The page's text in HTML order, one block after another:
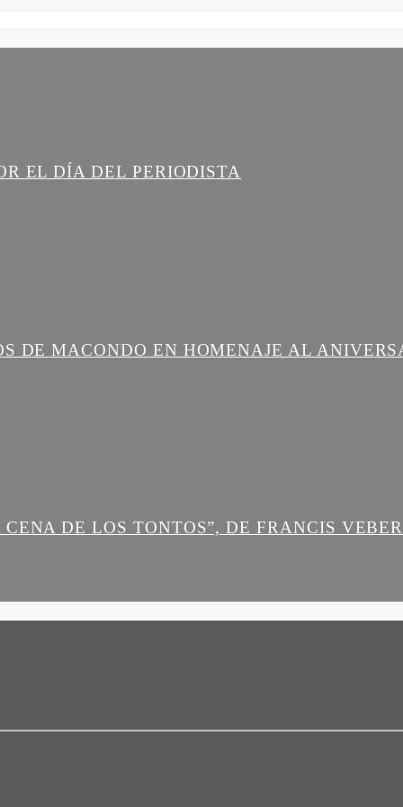
EL DÍA DEL PERIODISTA
DE MACONDO EN HOMENAJE AL
DE LOS TONTOS”, DE FRANCIS VEBER